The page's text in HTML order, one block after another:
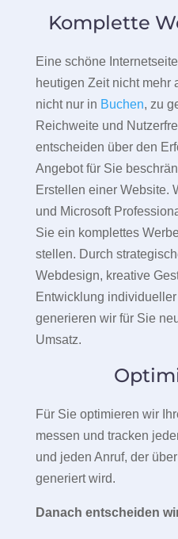
Komplette
Eine schöne
heutigen Zeit nicht mehr
nicht nur in Buchen, zu
Reichweite und
entscheiden über den
Angebot für Sie
Erstellen einer Website.
und Microsoft
Sie ein komplettes
stellen. Durch
Webdesign, kreative
Entwicklung individueller
generieren wir für Sie
Umsatz.
Für Sie optimieren wir
messen und tracken
und jeden Anruf, der
generiert wird.
Danach entscheiden